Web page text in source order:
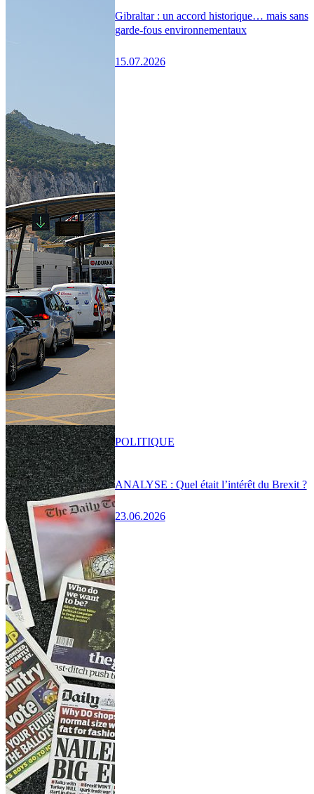
Gibraltar : un accord historique… mais sans
garde-fous environnementaux
15.07.2026
ANALYSE : Quel était l’intérêt du Brexit ?
23.06.2026
POLITIQUE